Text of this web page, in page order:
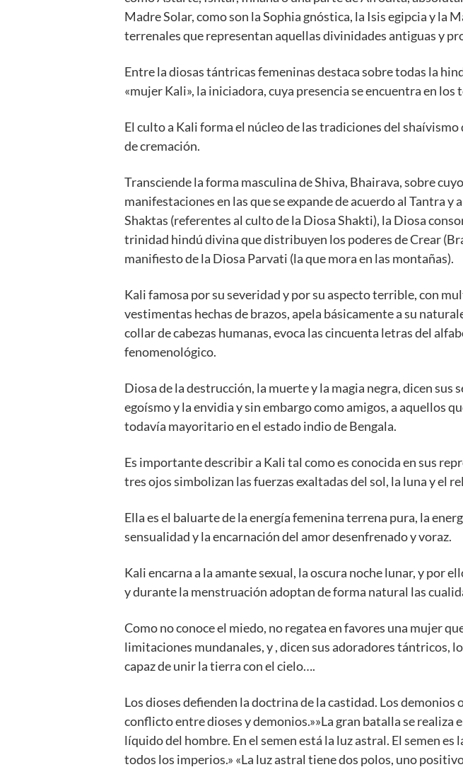
Madre Solar, como son la Sophia gnóstica, la Isis egipcia y la
terrenales que representan aquellas divinidades antiguas y
Entre la diosas tántricas femeninas destaca sobre todas la
«mujer Kali», la iniciadora, cuya presencia se encuentra en
El culto a Kali forma el núcleo de las tradiciones del
de cremación.
Transciende la forma masculina de Shiva, Bhairava, sobre
manifestaciones en las que se expande de acuerdo al Tantra
Shaktas (referentes al culto de la Diosa Shakti), la Diosa
trinidad hindú divina que distribuyen los poderes de Crear
manifiesto de la Diosa Parvati (la que mora en las montañas).
Kali famosa por su severidad y por su aspecto terrible, con
vestimentas hechas de brazos, apela básicamente a su
collar de cabezas humanas, evoca las cincuenta letras del
fenomenológico.
Diosa de la destrucción, la muerte y la magia negra, dicen sus
egoísmo y la envidia y sin embargo como amigos, a aquellos
todavía mayoritario en el estado indio de Bengala.
Es importante describir a Kali tal como es conocida en sus
tres ojos simbolizan las fuerzas exaltadas del sol, la luna y el
Ella es el baluarte de la energía femenina terrena pura, la
sensualidad y la encarnación del amor desenfrenado y voraz.
Kali encarna a la amante sexual, la oscura noche lunar, y por
y durante la menstruación adoptan de forma natural las
Como no conoce el miedo, no regatea en favores una mujer
limitaciones mundanales, y , dicen sus adoradores tántricos,
capaz de unir la tierra con el cielo….
Los dioses defienden la doctrina de la castidad. Los demonios
conflicto entre dioses y demonios.»»La gran batalla se realiza
líquido del hombre. En el semen está la luz astral. El semen es
todos los imperios.» «La luz astral tiene dos polos, uno